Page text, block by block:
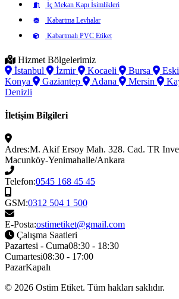
İç Mekan Kapı İsimlikleri
Kabartma Levhalar
Kabartmalı PVC Etiket
Hizmet Bölgelerimiz
İstanbul
İzmir Kocaeli Bursa
Konya
Gaziantep Adana Mersin
Denizli
İletişim Bilgileri
Adres:M. Akif Ersoy Mah. 328. Cad. TR
Macunköy-Yenimahalle/Ankara
Telefon:0545 168 45 45
GSM:0312 504 1 500
E-Posta:ostimetiket@gmail.com
Çalışma Saatleri
Pazartesi - Cuma08:30 - 18:30
Cumartesi08:30 - 17:00
PazarKapalı
© 2026 Ostim Etiket. Tüm hakları saklıdır.